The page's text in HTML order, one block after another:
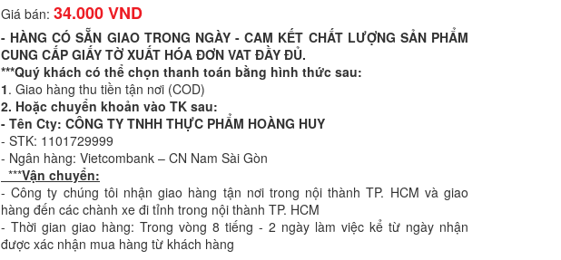
Giá bán: 34.000 VND
- HÀNG CÓ SẴN GIAO TRONG NGÀY - CAM KẾT CHẤT LƯỢNG SẢN PHẨM
CUNG CẤP GIẤY TỜ XUẤT HÓA ĐƠN VAT ĐẦY ĐỦ.
***Quý khách có thể chọn thanh toán bằng hình thức sau:
1. Giao hàng thu tiền tận nơi (COD)
2. Hoặc chuyển khoản vào TK sau:
- Tên Cty: CÔNG TY TNHH THỰC PHẨM HOÀNG HUY
- STK: 1101729999
- Ngân hàng: Vietcombank – CN Nam Sài Gòn
***Vận chuyển:
- Công ty chúng tôi nhận giao hàng tận nơi trong nội thành TP. HCM và giao
hàng đến các chành xe đi tỉnh trong nội thành TP. HCM
- Thời gian giao hàng: Trong vòng 8 tiếng - 2 ngày làm việc kể từ ngày nhận
được xác nhận mua hàng từ khách hàng